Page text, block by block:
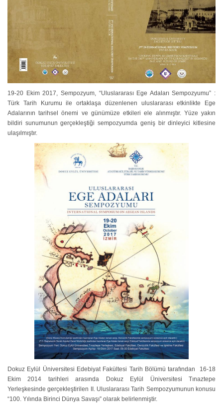
19-20 Ekim 2017, Sempozyum, “Uluslararası Ege Adaları Sempozyumu” :
Türk Tarih Kurumu ile ortaklaşa düzenlenen uluslararası etkinlikte Ege
Adalarının tarihsel önemi ve günümüze etkileri ele alınmıştır. Yüze yakın
bildiri sunumunun gerçekleştiği sempozyumda geniş bir dinleyici kitlesine
ulaşılmıştır.
Dokuz Eylül Üniversitesi Edebiyat Fakültesi Tarih Bölümü tarafından 16-18
Ekim 2014 tarihleri arasında Dokuz Eylül Üniversitesi Tınaztepe
Yerleşkesinde gerçekleştirilen II. Uluslararası Tarih Sempozyumunun konusu
“100. Yılında Birinci Dünya Savaşı” olarak belirlenmiştir.